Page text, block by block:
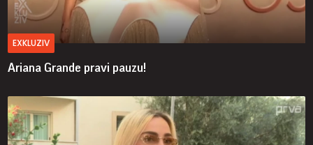
EXKLUZIV
Ariana Grande pravi pauzu!